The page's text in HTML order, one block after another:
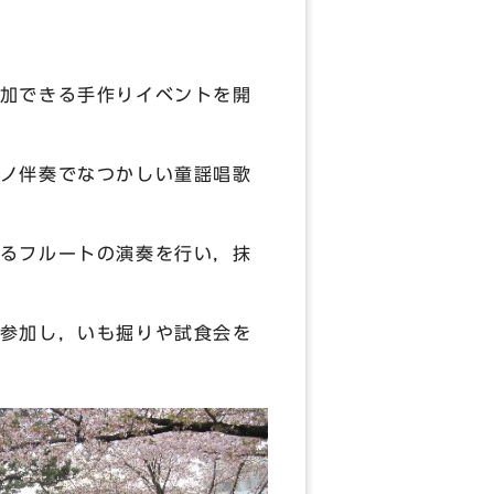
できる手作りイベントを開
伴奏でなつかしい童謡唱歌
フルートの演奏を行い，抹
加し，いも掘りや試食会を